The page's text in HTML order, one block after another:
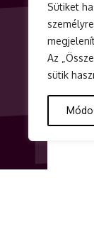
Sütiket
Az
sütik
2335